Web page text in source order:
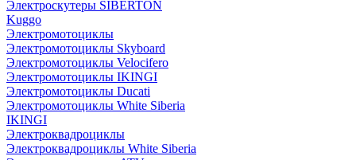
Электроскутеры SIBERTON
Kuggo
Электромотоциклы
Электромотоциклы Skyboard
Электромотоциклы Velocifero
Электромотоциклы IKINGI
Электромотоциклы Ducati
Электромотоциклы White Siberia
IKINGI
Электроквадроциклы
Электроквадроциклы White Siberia